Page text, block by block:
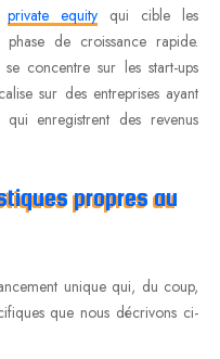
private equityqui cible les
de croissance rapide.
concentre sur les start-ups
sur des entreprises ayant
enregistrent des revenus
propres au
unique qui, du coup,
que nous décrivons ci-